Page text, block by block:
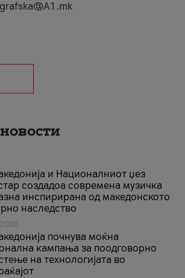
и Националниот џез
создадоа современа музичка
инспирирана од македонското
наследство
почнува моќна
кампања за поодговорно
на технологијата во